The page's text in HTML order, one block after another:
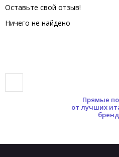
Оставьте свой отзыв!
Ничего не найдено
Прямые
от лучших